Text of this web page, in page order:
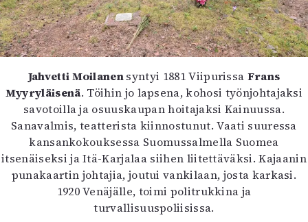
Jahvetti Moilanensyntyi 1881 Viipurissa Frans
Myyryläisenä. Töihin jo lapsena, kohosi työnjohtajaksi
savotoilla ja osuuskaupan hoitajaksi Kainuussa.
Sanavalmis, teatterista kiinnostunut. Vaati suuressa
kansankokouksessa Suomussalmella Suomea
itsenäiseksi ja Itä-Karjalaa siihen liitettäväksi. Kajaanin
punakaartin johtajia, joutui vankilaan, josta karkasi.
1920 Venäjälle, toimi politrukkina ja
turvallisuuspoliisissa.